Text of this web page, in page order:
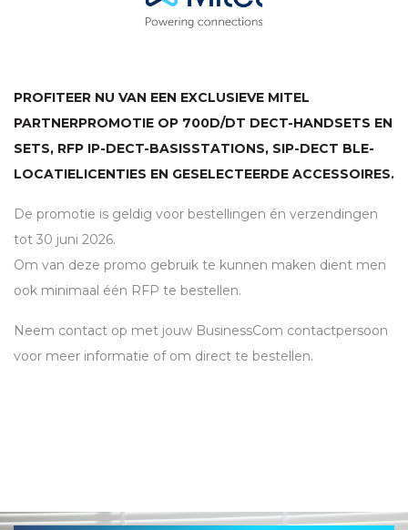
PROFITEER NU VAN EEN EXCLUSIEVE MITEL
PARTNERPROMOTIE OP 700D/DT DECT-HANDSETS EN
SETS, RFP IP-DECT-BASISSTATIONS, SIP-DECT BLE-
LOCATIELICENTIES EN GESELECTEERDE ACCESSOIRES.
De promotie is geldig voor bestellingen én verzendingen
tot 30 juni 2026.
Om van deze promo gebruik te kunnen maken dient men
ook minimaal één RFP te bestellen.
Neem contact op met jouw BusinessCom contactpersoon
voor meer informatie of om direct te bestellen.